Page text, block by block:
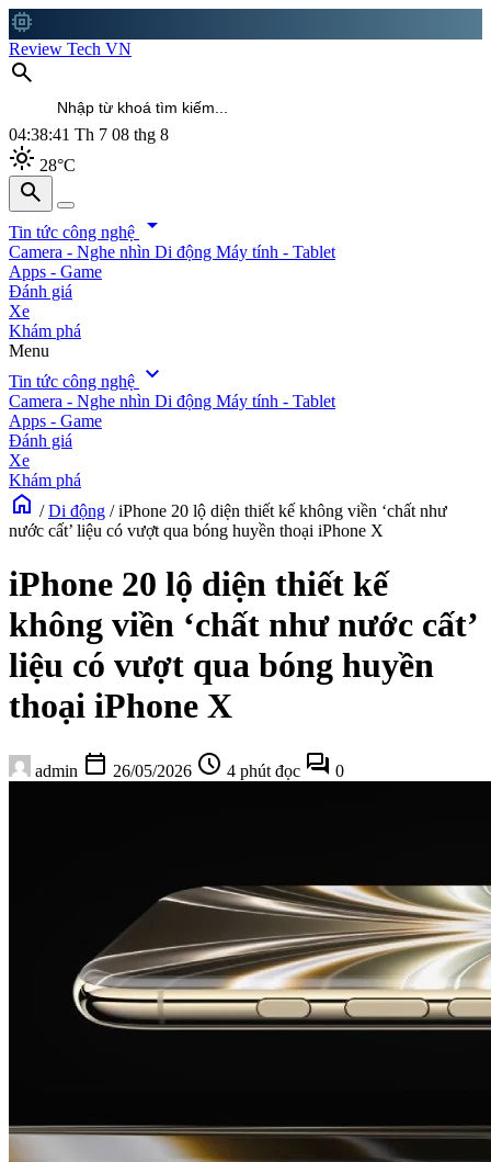
memory
Review Tech VN
search
04:38:43 Th 7 08 thg 8
light_mode 28°C
search
search
Tin tức công nghệ arrow_drop_down
Camera - Nghe nhìn Di động Máy tính - Tablet
Apps - Game
Đánh giá
Xe
Khám phá
Menu
Tin tức công nghệ expand_more
Camera - Nghe nhìn Di động Máy tính - Tablet
Apps - Game
Đánh giá
Xe
Khám phá
home / Di động / iPhone 20 lộ diện thiết kế không viền ‘chất như
nước cất’ liệu có vượt qua bóng huyền thoại iPhone X
iPhone 20 lộ diện thiết kế
không viền ‘chất như nước cất’
liệu có vượt qua bóng huyền
thoại iPhone X
admin calendar_today 26/05/2026 schedule 4 phút đọc forum 0